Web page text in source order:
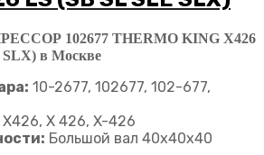
102677 THERMO KING X426
SLX) в Москве
10-2677, 102677, 102-677,
X426, X 426, X-426
Большой вал 40x40x40